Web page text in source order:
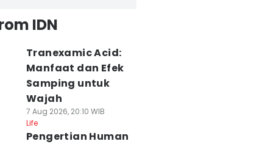
IDN
Tranexamic Acid:
Manfaat dan Efek
Samping untuk
Wajah
7 Aug 2026, 20:10 WIB
Life
Pengertian Human